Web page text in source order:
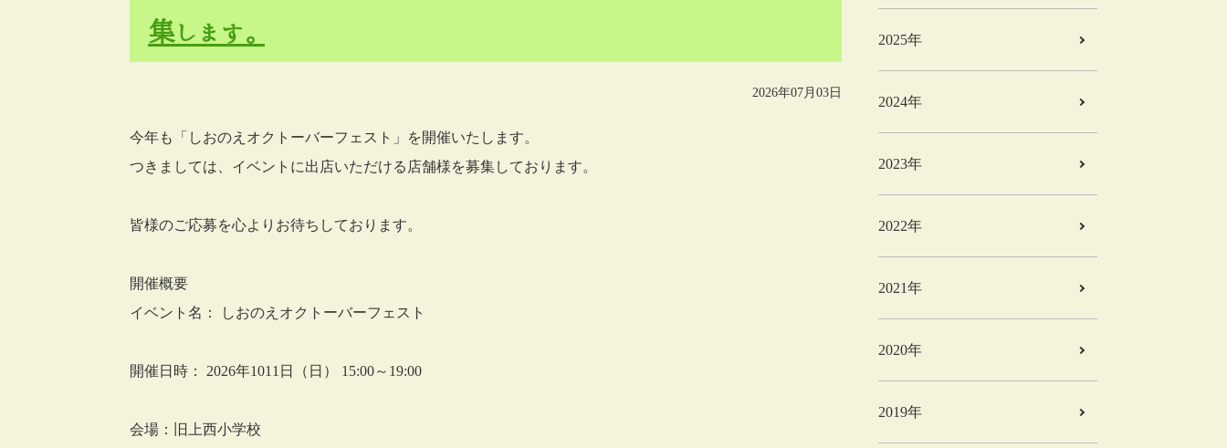
集します。
2026年07月03日
今年も「しおのえオクトーバーフェスト」を開催いたします。
つきましては、イベントに出店いただける店舗様を募集しております。
皆様のご応募を心よりお待ちしております。
開催概要
イベント名： しおのえオクトーバーフェスト
開催日時： 2026年1011日（日） 15:00～19:00
会場：旧上西小学校
2025年
2024年
2023年
2022年
2021年
2020年
2019年